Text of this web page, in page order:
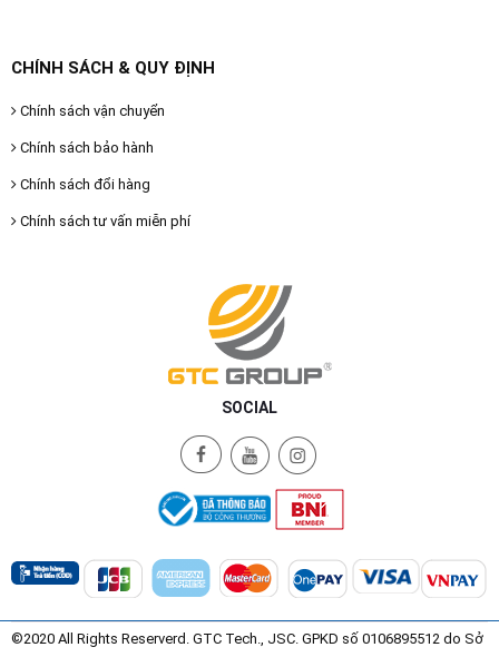
CHÍNH SÁCH & QUY ĐỊNH
Chính sách vận chuyển
Chính sách bảo hành
Chính sách đổi hàng
Chính sách tư vấn miễn phí
SOCIAL
©2020 All Rights Reserverd. GTC Tech., JSC. GPKD số 0106895512 do Sở
việt